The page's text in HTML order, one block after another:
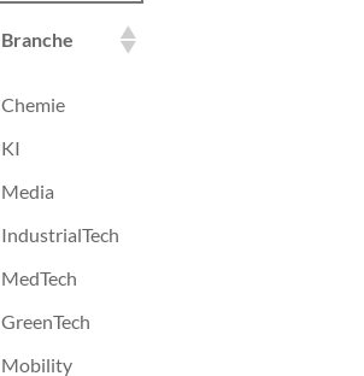
Branche
Branche
Chemie
KI
Media
IndustrialTech
MedTech
GreenTech
Mobility